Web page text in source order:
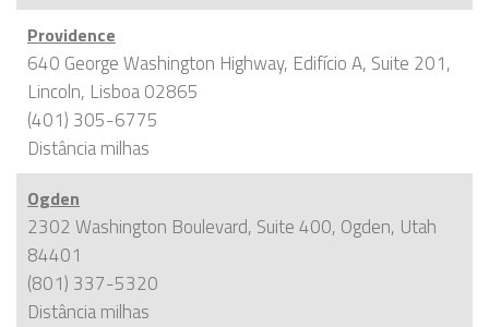
Providence
640 George Washington Highway, Edifício A, Suite 201,
Lincoln, Lisboa 02865
(401) 305-6775
Distânciamilhas
Ogden
2302 Washington Boulevard, Suite 400, Ogden, Utah
84401
(801) 337-5320
Distânciamilhas